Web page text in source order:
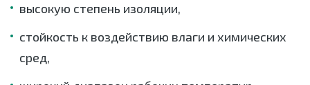
высокую степень изоляции,
стойкость к воздействию влаги и химических
сред,